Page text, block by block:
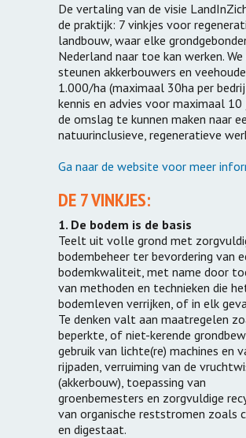
De vertaling van de visie
de praktijk: 7 vinkjes voor
landbouw, waar elke
Nederland naar toe kan werken.
steunen akker­bouwers en
1.000/ha (maximaal 30ha per
kennis en advies voor maximaal 10
de omslag te kunnen maken naar
natuur­inclusieve, regeneratieve
Ga naar de website voor meer
DE 7 VINKJES:
1. De bodem is de basis
Teelt uit volle grond met
bodembeheer ter bevordering van
bodemkwaliteit, met name door
van methoden en technieken die
bodemleven verrijken, of in elk
Te denken valt aan maatregelen
beperkte, of niet-kerende
gebruik van lichte(re) machines en
rijpaden, verruiming van de
(akkerbouw), toepassing van
groenbemesters en zorgvuldige
van organische reststromen zoals
en digestaat.